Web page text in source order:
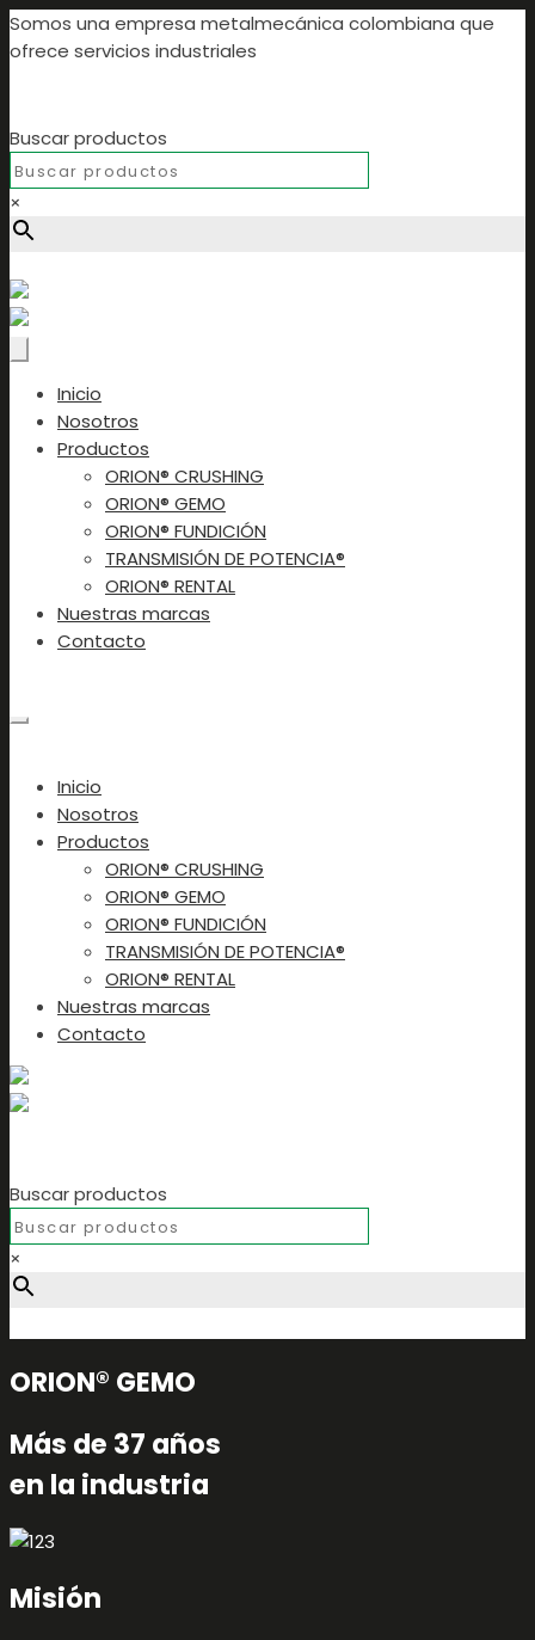
Somos una empresa metalmecánica colombiana que
ofrece servicios industriales
Buscar productos
×
Inicio
Nosotros
Productos
ORION® CRUSHING
ORION® GEMO
ORION® FUNDICIÓN
TRANSMISIÓN DE POTENCIA®
ORION® RENTAL
Nuestras marcas
Contacto
Inicio
Nosotros
Productos
ORION® CRUSHING
ORION® GEMO
ORION® FUNDICIÓN
TRANSMISIÓN DE POTENCIA®
ORION® RENTAL
Nuestras marcas
Contacto
Buscar productos
×
ORION® GEMO
Más de 37 años
en la industria
Misión